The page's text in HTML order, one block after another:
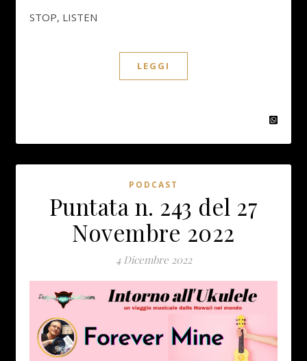
STOP, LISTEN
LEGGI
PODCAST
Puntata n. 243 del 27
Novembre 2022
4 Dicembre 2022